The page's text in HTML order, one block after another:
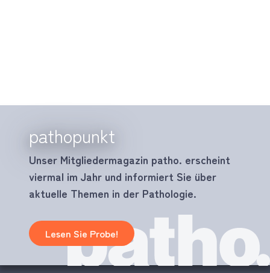
pathopunkt
Unser Mitgliedermagazin patho. erscheint
viermal im Jahr und informiert Sie über
aktuelle Themen in der Pathologie.
Lesen Sie Probe!